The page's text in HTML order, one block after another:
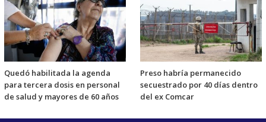
Quedó habilitada la agenda
para tercera dosis en personal
de salud y mayores de 60 años
Preso habría permanecido
secuestrado por 40 días dentro
del ex Comcar